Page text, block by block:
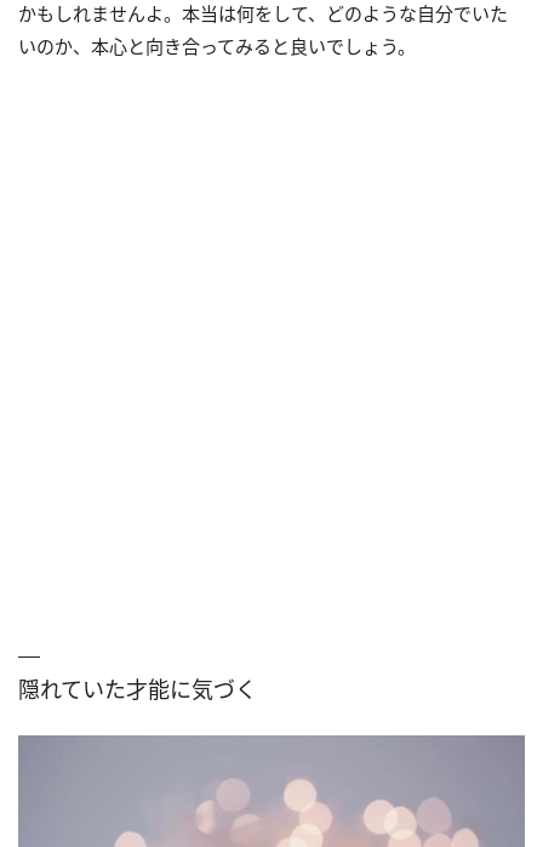
かもしれませんよ。本当は何をして、どのような自分でいた
いのか、本心と向き合ってみると良いでしょう。
隠れていた才能に気づく